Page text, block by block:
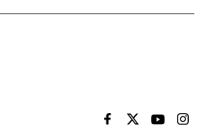
EL PAÍS BRASIL EN
EL PAÍSEL PAÍS
EL